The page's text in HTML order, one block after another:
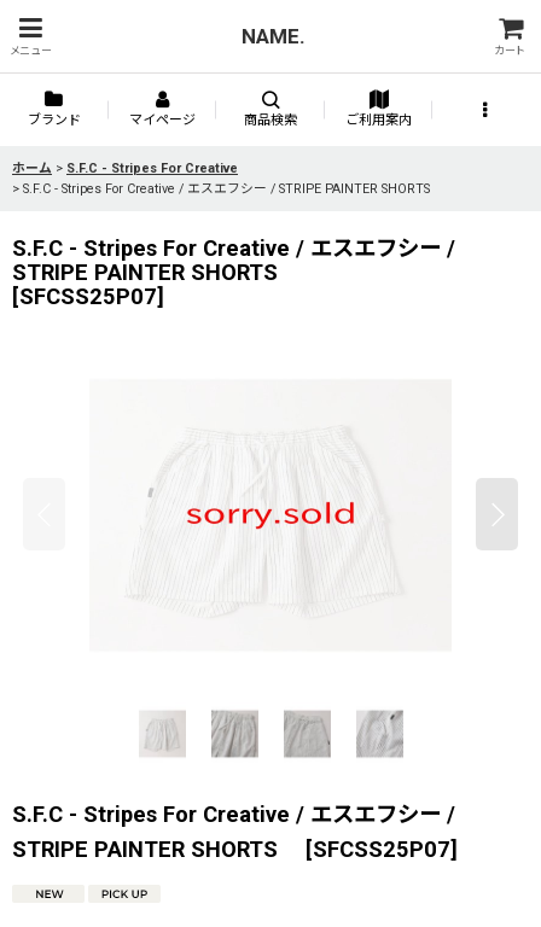
メニュー
NAME.
カート
ブランド マイページ 商品検索 ご利用案内
ホーム > S.F.C - Stripes For Creative
> S.F.C - Stripes For Creative / エスエフシー / STRIPE PAINTER SHORTS
S.F.C - Stripes For Creative / エスエフシー /
STRIPE PAINTER SHORTS
[SFCSS25P07]
S.F.C - Stripes For Creative / エスエフシー /
STRIPE PAINTER SHORTS
[SFCSS25P07]